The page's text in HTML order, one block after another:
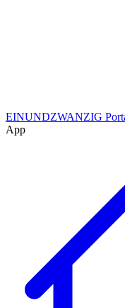
EINUNDZWANZIG
App